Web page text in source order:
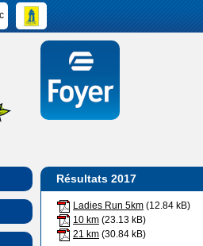
Résultats 2017
Ladies Run 5km (12.84 kB)
10 km (23.13 kB)
21 km (30.84 kB)